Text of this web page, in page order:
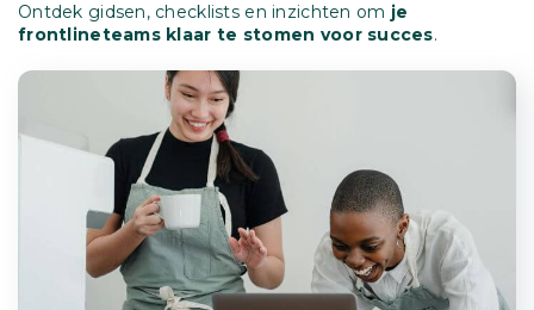
Ontdek gidsen, checklists en inzichten om je
frontlineteams klaar te stomen voor succes.